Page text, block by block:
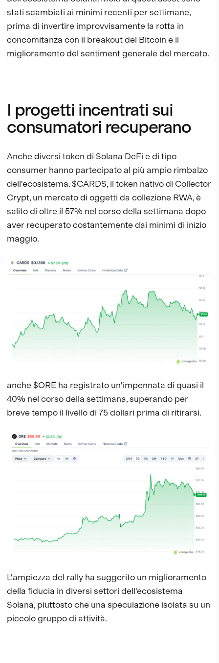
stati scambiati ai minimi recenti per settimane,
prima di invertire improvvisamente la rotta in
concomitanza con il breakout del Bitcoin e il
miglioramento del sentiment generale del mercato.
I progetti incentrati sui
consumatori recuperano
Anche diversi token di Solana DeFi e di tipo
consumer hanno partecipato al più ampio rimbalzo
dell'ecosistema. $CARDS, il token nativo di Collector
Crypt, un mercato di oggetti da collezione RWA, è
salito di oltre il 57% nel corso della settimana dopo
aver recuperato costantemente dai minimi di inizio
maggio.
anche $ORE ha registrato un'impennata di quasi il
40% nel corso della settimana, superando per
breve tempo il livello di 75 dollari prima di ritirarsi.
L'ampiezza del rally ha suggerito un miglioramento
della fiducia in diversi settori dell'ecosistema
Solana, piuttosto che una speculazione isolata su un
piccolo gruppo di attività.